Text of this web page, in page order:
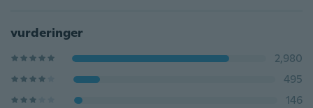
vurderinger
2,980
495
146